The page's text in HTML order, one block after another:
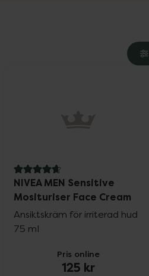
4.7 av 5 i omdöme
NIVEA MEN Sensitive
Mosituriser Face Cream
Ansiktskräm för irriterad hud
75 ml
Pris online
125 kr